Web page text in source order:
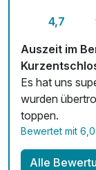
Kostenloses W-LAN
Zimmerservice
Mit Hotelbar
4,7
Auszeit im
Es hat uns
wurden
toppen.
Bewertet mit
Alle